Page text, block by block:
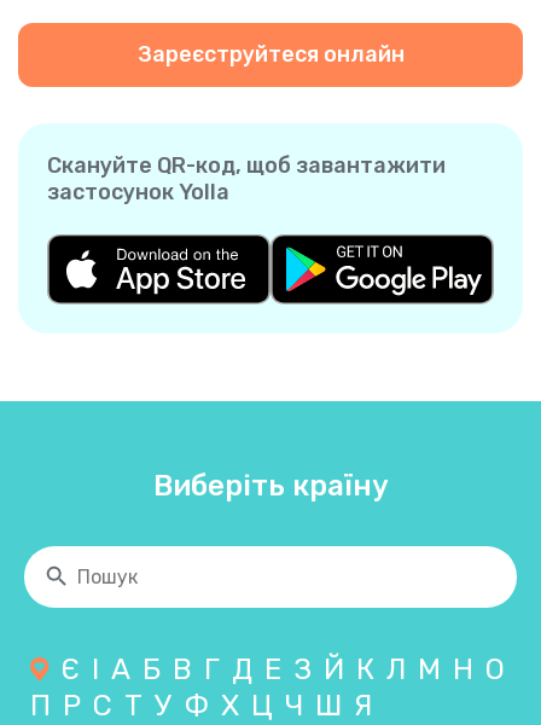
Зареєструйтеся онлайн
Скануйте QR-код, щоб завантажити
застосунок Yolla
Виберіть країну
Є І А Б В Г Д Е З Й К Л М Н О
П Р С Т У Ф Х Ц Ч Ш Я